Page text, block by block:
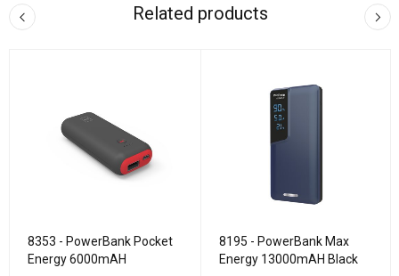
Related products
8353 - PowerBank Pocket
Energy 6000mAH
8195 - PowerBank Max
Energy 13000mAH Black